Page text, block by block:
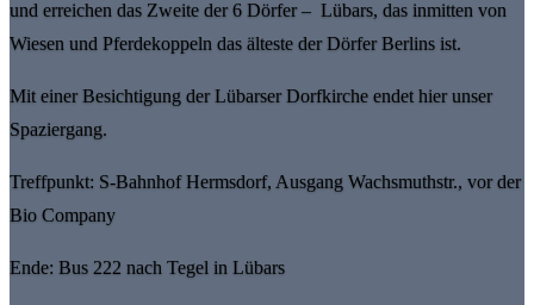
und erreichen das Zweite der 6 Dörfer – Lübars, das inmitten von
Wiesen und Pferdekoppeln das älteste der Dörfer Berlins ist.
Mit einer Besichtigung der Lübarser Dorfkirche endet hier unser
Spaziergang.
Treffpunkt: S-Bahnhof Hermsdorf, Ausgang Wachsmuthstr., vor der
Bio Company
Ende: Bus 222 nach Tegel in Lübars